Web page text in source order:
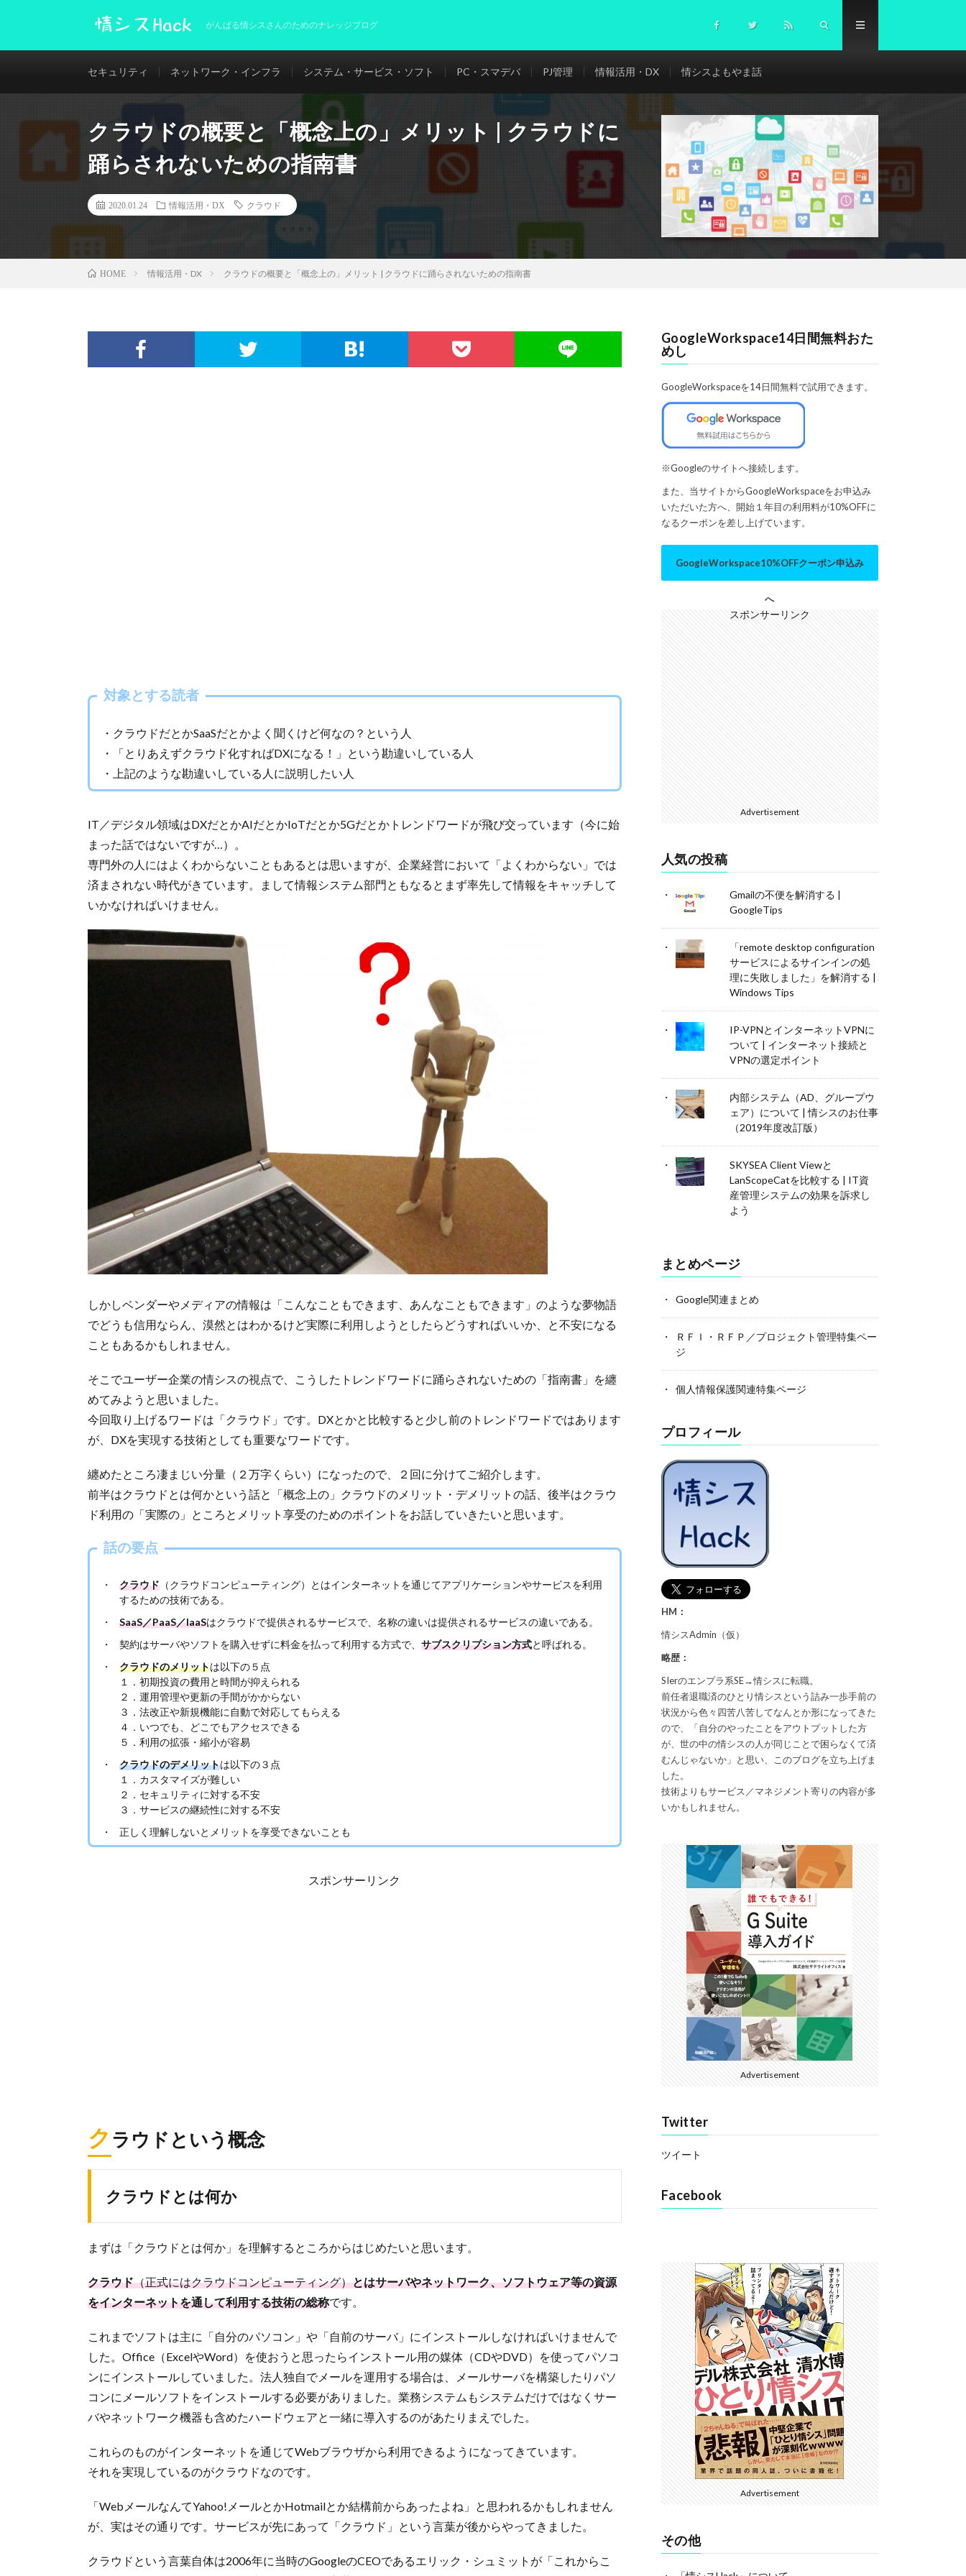
がんばる情シスさんのためのナレッジブログ
セキュリティ ネットワーク・インフラ システム・サービス・ソフト PC・スマデバ PJ管理 情報活用・DX 情シスよもやま話
クラウドの概要と「概念上の」メリット | クラウドに
踊らされないための指南書
2020.01.24 情報活用・DX クラウド
HOME 情報活用・DX クラウドの概要と「概念上の」メリット | クラウドに踊らされないための指南書
対象とする読者
・クラウドだとかSaaSだとかよく聞くけど何なの？という人
・「とりあえずクラウド化すればDXになる！」という勘違いしている人
・上記のような勘違いしている人に説明したい人
IT／デジタル領域はDXだとかAIだとかIoTだとか5Gだとかトレンドワードが飛び交っています（今に始
まった話ではないですが…）。
専門外の人にはよくわからないこともあるとは思いますが、企業経営において「よくわからない」では
済まされない時代がきています。まして情報システム部門ともなるとまず率先して情報をキャッチして
いかなければいけません。
しかしベンダーやメディアの情報は「こんなこともできます、あんなこともできます」のような夢物語
でどうも信用ならん、漠然とはわかるけど実際に利用しようとしたらどうすればいいか、と不安になる
こともあるかもしれません。
そこでユーザー企業の情シスの視点で、こうしたトレンドワードに踊らされないための「指南書」を纏
めてみようと思いました。
今回取り上げるワードは「クラウド」です。DXとかと比較すると少し前のトレンドワードではあります
が、DXを実現する技術としても重要なワードです。
纏めたところ凄まじい分量（２万字くらい）になったので、２回に分けてご紹介します。
前半はクラウドとは何かという話と「概念上の」クラウドのメリット・デメリットの話、後半はクラウ
ド利用の「実際の」ところとメリット享受のためのポイントをお話していきたいと思います。
話の要点
クラウド （クラウドコンピューティング）とはインターネットを通じてアプリケーションやサービスを利用
するための技術である。
SaaS／PaaS／IaaSはクラウドで提供されるサービスで、名称の違いは提供されるサービスの違いである。
契約はサーバやソフトを購入せずに料金を払って利用する方式で、 サブスクリプション方式と呼ばれる。
クラウドのメリットは以下の５点
１．初期投資の費用と時間が抑えられる
２．運用管理や更新の手間がかからない
３．法改正や新規機能に自動で対応してもらえる
４．いつでも、どこでもアクセスできる
５．利用の拡張・縮小が容易
クラウドのデメリットは以下の３点
１．カスタマイズが難しい
２．セキュリティに対する不安
３．サービスの継続性に対する不安
正しく理解しないとメリットを享受できないことも
スポンサーリンク
ク ラウドという概念
クラウドとは何か
まずは「クラウドとは何か」を理解するところからはじめたいと思います。
クラウド（正式にはクラウドコンピューティング）とはサーバやネットワーク、ソフトウェア等の資源
をインターネットを通して利用する技術の総称です。
これまでソフトは主に「自分のパソコン」や「自前のサーバ」にインストールしなければいけませんで
した。Office（ExcelやWord）を使おうと思ったらインストール用の媒体（CDやDVD）を使ってパソコ
ンにインストールしていました。法人独自でメールを運用する場合は、メールサーバを構築したりパソ
コンにメールソフトをインストールする必要がありました。業務システムもシステムだけではなくサー
バやネットワーク機器も含めたハードウェアと一緒に導入するのがあたりまえでした。
これらのものがインターネットを通じてWebブラウザから利用できるようになってきています。
それを実現しているのがクラウドなのです。
「WebメールなんてYahoo!メールとかHotmailとか結構前からあったよね」と思われるかもしれません
が、実はその通りです。サービスが先にあって「クラウド」という言葉が後からやってきました。
クラウドという言葉自体は2006年に当時のGoogleのCEOであるエリック・シュミットが「これからこ
GoogleWorkspace14日間無料おた
めし
GoogleWorkspaceを14日間無料で試用できます。
※Googleのサイトへ接続します。
また、当サイトからGoogleWorkspaceをお申込み
いただいた方へ、開始１年目の利用料が10%OFFに
なるクーポンを差し上げています。
GoogleWorkspace10%OFFクーポン申込み
へ
スポンサーリンク
Advertisement
人気の投稿
Gmailの不便を解消する |
GoogleTips
「remote desktop configuration
サービスによるサインインの処
理に失敗しました」を解消する |
Windows Tips
IP-VPNとインターネットVPNに
ついて | インターネット接続と
VPNの選定ポイント
内部システム（AD、グループウ
ェア）について | 情シスのお仕事
（2019年度改訂版）
SKYSEA Client Viewと
LanScopeCatを比較する | IT資
産管理システムの効果を訴求し
よう
まとめページ
Google関連まとめ
ＲＦＩ・ＲＦＰ／プロジェクト管理特集ペー
ジ
個人情報保護関連特集ページ
プロフィール
HM：
情シスAdmin（仮）
略歴：
SIerのエンプラ系SE→情シスに転職。
前任者退職済のひとり情シスという詰み一歩手前の
状況から色々四苦八苦してなんとか形になってきた
ので、「自分のやったことをアウトプットした方
が、世の中の情シスの人が同じことで困らなくて済
むんじゃないか」と思い、このブログを立ち上げま
した。
技術よりもサービス／マネジメント寄りの内容が多
いかもしれません。
Advertisement
Twitter
ツイート
Facebook
Advertisement
その他